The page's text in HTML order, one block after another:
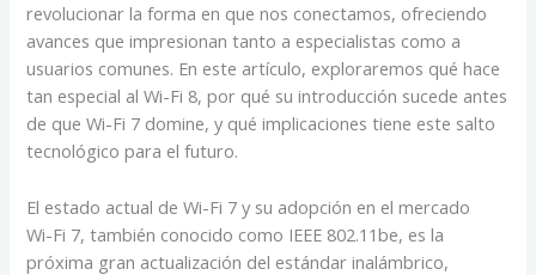
revolucionar la forma en que nos conectamos, ofreciendo
avances que impresionan tanto a especialistas como a
usuarios comunes. En este artículo, exploraremos qué hace
tan especial al Wi-Fi 8, por qué su introducción sucede antes
de que Wi-Fi 7 domine, y qué implicaciones tiene este salto
tecnológico para el futuro.
El estado actual de Wi-Fi 7 y su adopción en el mercado
Wi-Fi 7, también conocido como IEEE 802.11be, es la
próxima gran actualización del estándar inalámbrico,